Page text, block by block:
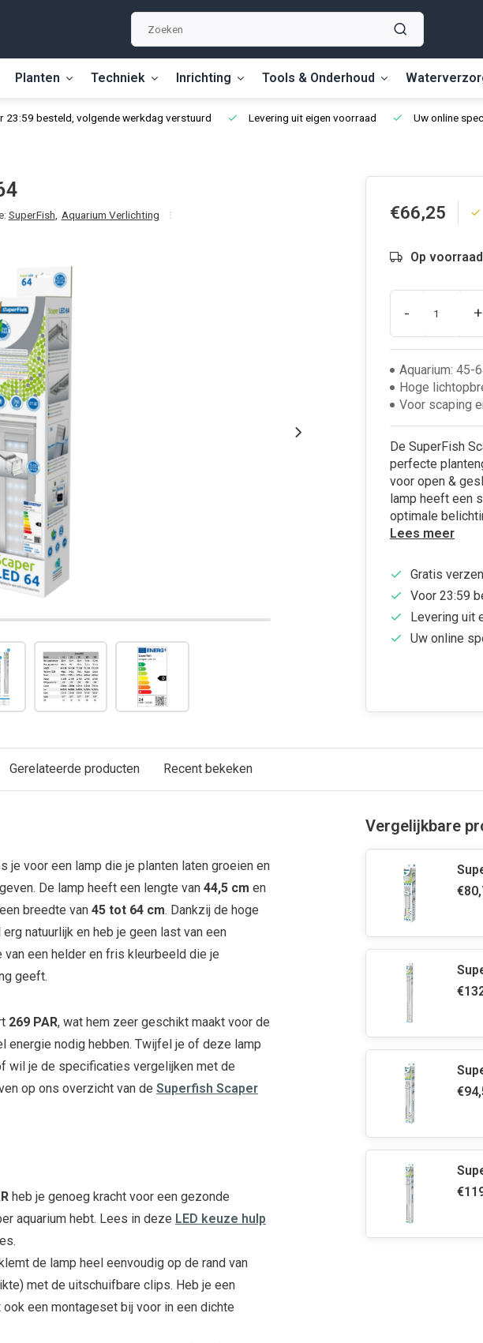
Planten Techniek Inrichting Tools & Onderhoud
23:59 besteld, volgende werkdag verstuurd Levering uit eigen voorraad Uw online
SuperFish Aquarium Verlichting €66,25
Op
- +
Aquarium: 45-
Hoge
Voor scaping
De SuperFish
perfecte
voor open &
lamp heeft een
optimale
Lees meer
Gratis
Voor 23:59
Levering uit
Uw online
Gerelateerde producten Recent bekeken
je voor een lamp die je planten laten groeien en
De lamp heeft een lengte van 44,5 cm en
breedte van 45 tot 64 cm. Dankzij de hoge
natuurlijk en heb je geen last van een
een helder en fris kleurbeeld die je
geeft.
269 PAR, wat hem zeer geschikt maakt voor de
energie nodig hebben. Twijfel je of deze lamp
wil je de specificaties vergelijken met de
op ons overzicht van de Superfish Scaper
heb je genoeg kracht voor een gezonde
aquarium hebt. Lees in deze LED keuze hulp
de lamp heel eenvoudig op de rand van
met de uitschuifbare clips. Heb je een
een montageset bij voor in een dichte
Vergelijkbare